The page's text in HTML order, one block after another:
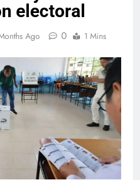
electoral
Ago 0 1 Mins